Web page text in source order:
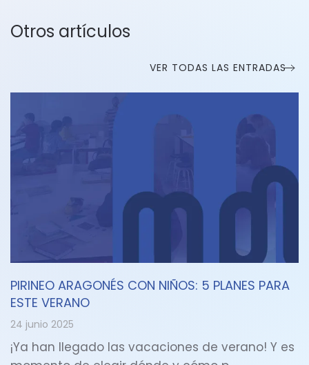
Otros artículos
VER TODAS LAS ENTRADAS
PIRINEO ARAGONÉS CON NIÑOS: 5 PLANES PARA
ESTE VERANO
24 junio 2025
¡Ya han llegado las vacaciones de verano! Y es